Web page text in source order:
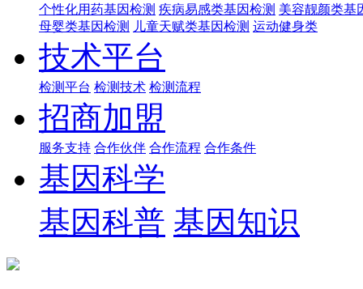
个性化用药基因检测 疾病易感类基因检测 美容靓颜类基
母婴类基因检测
儿童天赋类基因检测 运动健身类
技术平台
检测平台 检测技术 检测流程
招商加盟
服务支持 合作伙伴 合作流程 合作条件
基因科学
基因科普 基因知识